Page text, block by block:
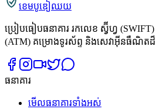
ខេមបូឌៀឈយ
ប្រៀបធៀបធនាគារ រកលេខ ស្វ៊ីហ្វ
(ATM) គម្រោងទូរស័ព្ទ និងសេវាអ៊ីនធឺណិតដ៏
ធនាគារ
មើលធនាគារទាំងអស់